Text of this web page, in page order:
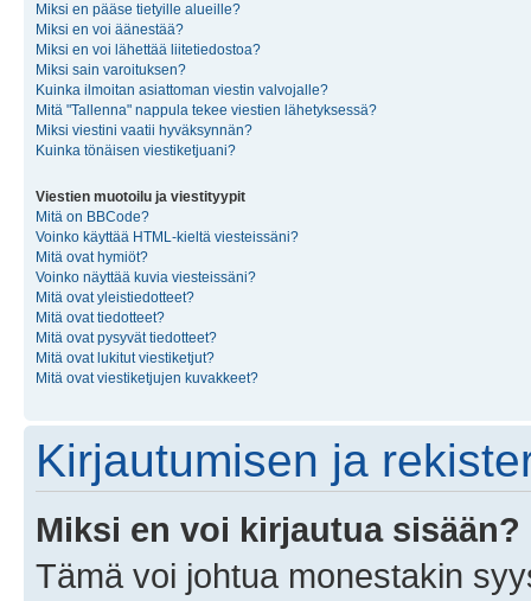
Miksi en pääse tietyille alueille?
Miksi en voi äänestää?
Miksi en voi lähettää liitetiedostoa?
Miksi sain varoituksen?
Kuinka ilmoitan asiattoman viestin valvojalle?
Mitä "Tallenna" nappula tekee viestien lähetyksessä?
Miksi viestini vaatii hyväksynnän?
Kuinka tönäisen viestiketjuani?
Viestien muotoilu ja viestityypit
Mitä on BBCode?
Voinko käyttää HTML-kieltä viesteissäni?
Mitä ovat hymiöt?
Voinko näyttää kuvia viesteissäni?
Mitä ovat yleistiedotteet?
Mitä ovat tiedotteet?
Mitä ovat pysyvät tiedotteet?
Mitä ovat lukitut viestiketjut?
Mitä ovat viestiketjujen kuvakkeet?
Kirjautumisen ja
Miksi en voi kirjautua sisään?
Tämä voi johtua monestakin